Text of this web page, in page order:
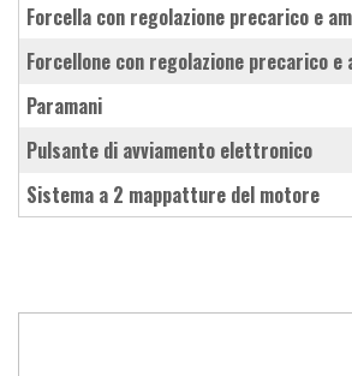
forcella con regolazione precarico e
forcellone con regolazione precarico
paramani
pulsante di avviamento elettronico
sistema a 2 mappatture del motore